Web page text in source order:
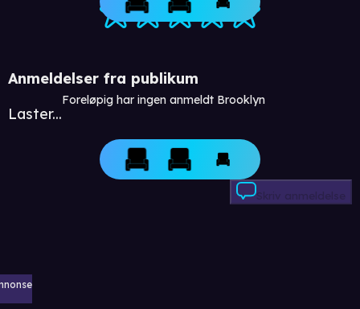
Anmeldelser fra publikum
Laster...
Foreløpig har ingen anmeldt Brooklyn
Skriv anmeldelse